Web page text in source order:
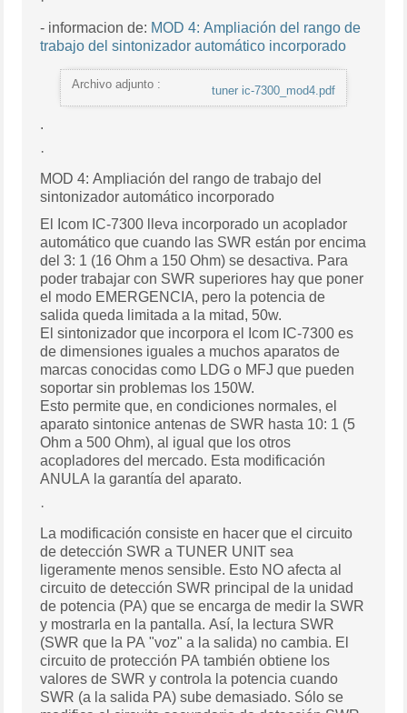
- informacion de: MOD 4: Ampliación del rango de
trabajo del sintonizador automático incorporado
Archivo adjunto : tuner ic-7300_mod4.pdf
.
·
MOD 4: Ampliación del rango de trabajo del
sintonizador automático incorporado
El Icom IC-7300 lleva incorporado un acoplador
automático que cuando las SWR están por encima
del 3: 1 (16 Ohm a 150 Ohm) se desactiva. Para
poder trabajar con SWR superiores hay que poner
el modo EMERGENCIA, pero la potencia de
salida queda limitada a la mitad, 50w.
El sintonizador que incorpora el Icom IC-7300 es
de dimensiones iguales a muchos aparatos de
marcas conocidas como LDG o MFJ que pueden
soportar sin problemas los 150W.
Esto permite que, en condiciones normales, el
aparato sintonice antenas de SWR hasta 10: 1 (5
Ohm a 500 Ohm), al igual que los otros
acopladores del mercado. Esta modificación
ANULA la garantía del aparato.
·
La modificación consiste en hacer que el circuito
de detección SWR a TUNER UNIT sea
ligeramente menos sensible. Esto NO afecta al
circuito de detección SWR principal de la unidad
de potencia (PA) que se encarga de medir la SWR
y mostrarla en la pantalla. Así, la lectura SWR
(SWR que la PA "voz" a la salida) no cambia. El
circuito de protección PA también obtiene los
valores de SWR y controla la potencia cuando
SWR (a la salida PA) sube demasiado. Sólo se